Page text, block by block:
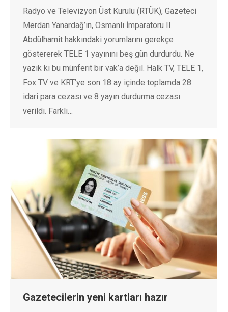
Radyo ve Televizyon Üst Kurulu (RTÜK), Gazeteci
Merdan Yanardağ’ın, Osmanlı İmparatoru II.
Abdülhamit hakkındaki yorumlarını gerekçe
göstererek TELE 1 yayınını beş gün durdurdu. Ne
yazık ki bu münferit bir vak’a değil. Halk TV, TELE 1,
Fox TV ve KRT’ye son 18 ay içinde toplamda 28
idari para cezası ve 8 yayın durdurma cezası
verildi. Farklı…
Gazetecilerin yeni kartları hazır